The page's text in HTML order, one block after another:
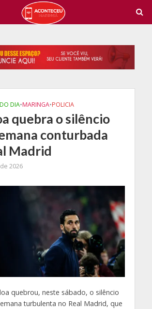
DIA•MARINGA•POLICIA
quebra o silêncio
conturbada
Madrid
2026
quebrou, neste sábado, o silêncio
turbulenta no Real Madrid, que